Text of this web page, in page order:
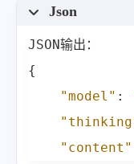
Json
{
"model" :
"content"